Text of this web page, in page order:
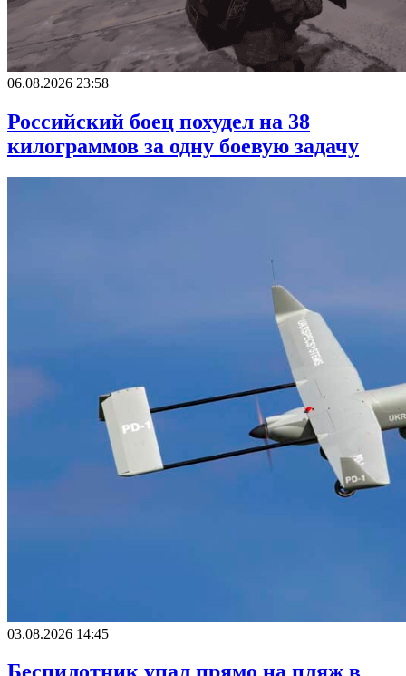
06.08.2026 23:58
Российский боец похудел на 38
килограммов за одну боевую задачу
03.08.2026 14:45